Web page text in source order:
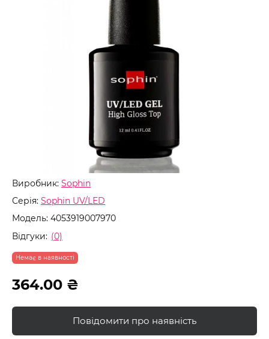
Виробник: Sophin
Серія: Sophin UV/LED
Модель: 4053919007970
Відгуки: (0)
Немає в наявності
364.00 ₴
Повідомити про наявність